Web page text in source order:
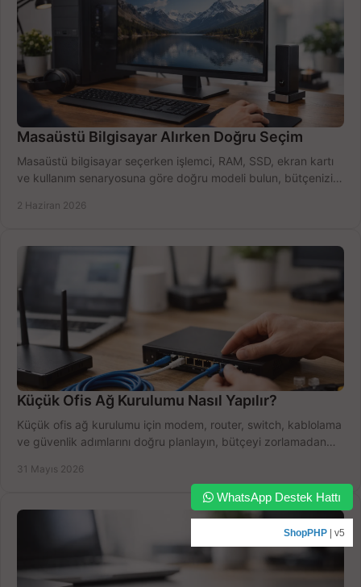
Masaüstü Bilgisayar Alırken Doğru Seçim
Masaüstü bilgisayar seçerken işlemci, RAM, SSD, ekran kartı
ve kullanım senaryosuna göre doğru modeli bulun, bütçenizi
2 Haziran 2026
Küçük Ofis Ağ Kurulumu Nasıl Yapılır?
Küçük ofis ağ kurulumu için modem, router, switch, kablolama
ve güvenlik adımlarını doğru planlayın, bütçeyi zorlamadan
31 Mayıs 2026
WhatsApp Destek Hattı
ShopPHP | v5